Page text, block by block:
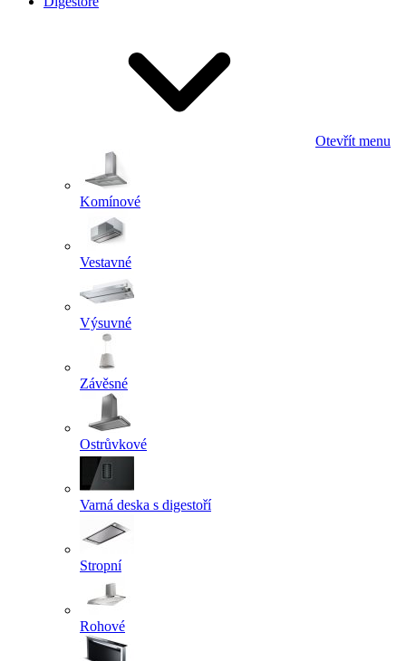
Otevřít menu
Komínové
Vestavné
Výsuvné
Závěsné
Ostrůvkové
Varná deska s digestoří
Stropní
Rohové